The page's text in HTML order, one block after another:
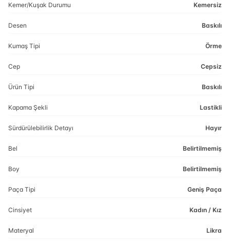
Kemer/Kuşak Durumu Kemersiz
Desen Baskılı
Kumaş Tipi Örme
Cep Cepsiz
Ürün Tipi Baskılı
Kapama Şekli Lastikli
Sürdürülebilirlik Detayı Hayır
Bel Belirtilmemiş
Boy Belirtilmemiş
Paça Tipi Geniş Paça
Cinsiyet Kadın / Kız
Materyal Likra